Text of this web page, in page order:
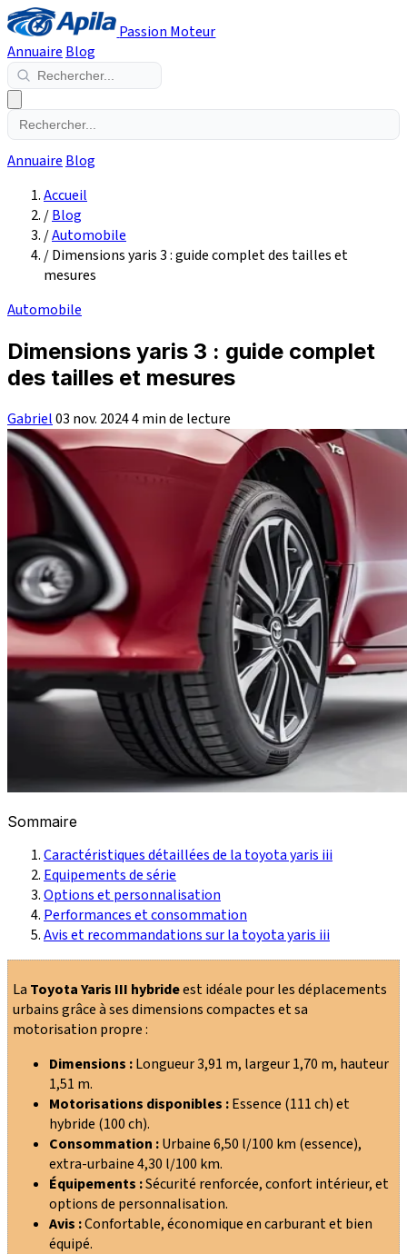
Passion Moteur
Annuaire Blog
Annuaire Blog
Accueil
/Blog
/Automobile
/Dimensions yaris 3 : guide complet des tailles et
mesures
Automobile
Dimensions yaris 3 : guide complet
des tailles et mesures
Gabriel03 nov. 20244 min de lecture
Sommaire
Caractéristiques détaillées de la toyota yaris iii
Equipements de série
Options et personnalisation
Performances et consommation
Avis et recommandations sur la toyota yaris iii
La Toyota Yaris III hybrideest idéale pour les déplacements
urbains grâce à ses dimensions compactes et sa
motorisation propre :
Dimensions :Longueur 3,91 m, largeur 1,70 m, hauteur
1,51 m.
Motorisations disponibles :Essence (111 ch) et
hybride (100 ch).
Consommation :Urbaine 6,50 l/100 km (essence),
extra-urbaine 4,30 l/100 km.
Équipements :Sécurité renforcée, confort intérieur, et
options de personnalisation.
Avis :Confortable, économique en carburant et bien
équipé.